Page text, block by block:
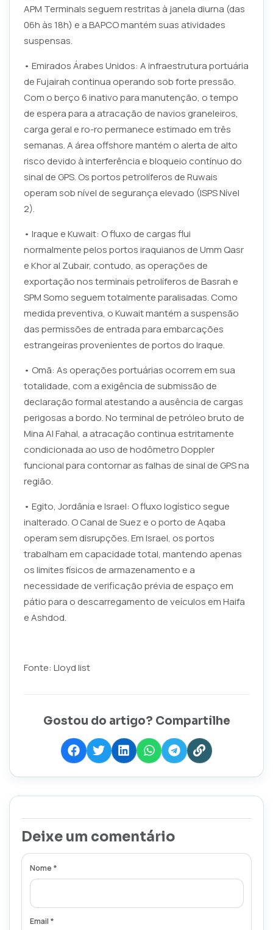
APM Terminals seguem restritas à janela diurna (das
06h às 18h) e a BAPCO mantém suas atividades
suspensas.
• Emirados Árabes Unidos: A infraestrutura portuária
de Fujairah continua operando sob forte pressão.
Com o berço 6 inativo para manutenção, o tempo
de espera para a atracação de navios graneleiros,
carga geral e ro-ro permanece estimado em três
semanas. A área offshore mantém o alerta de alto
risco devido à interferência e bloqueio contínuo do
sinal de GPS. Os portos petrolíferos de Ruwais
operam sob nível de segurança elevado (ISPS Nível
2).
• Iraque e Kuwait: O fluxo de cargas flui
normalmente pelos portos iraquianos de Umm Qasr
e Khor al Zubair, contudo, as operações de
exportação nos terminais petrolíferos de Basrah e
SPM Somo seguem totalmente paralisadas. Como
medida preventiva, o Kuwait mantém a suspensão
das permissões de entrada para embarcações
estrangeiras provenientes de portos do Iraque.
• Omã: As operações portuárias ocorrem em sua
totalidade, com a exigência de submissão de
declaração formal atestando a ausência de cargas
perigosas a bordo. No terminal de petróleo bruto de
Mina Al Fahal, a atracação continua estritamente
condicionada ao uso de hodômetro Doppler
funcional para contornar as falhas de sinal de GPS na
região.
• Egito, Jordânia e Israel: O fluxo logístico segue
inalterado. O Canal de Suez e o porto de Aqaba
operam sem disrupções. Em Israel, os portos
trabalham em capacidade total, mantendo apenas
os limites físicos de armazenamento e a
necessidade de verificação prévia de espaço em
pátio para o descarregamento de veículos em Haifa
e Ashdod.
Fonte: Lloyd list
Gostou do artigo? Compartilhe
Deixe um comentário
Nome *
Email *